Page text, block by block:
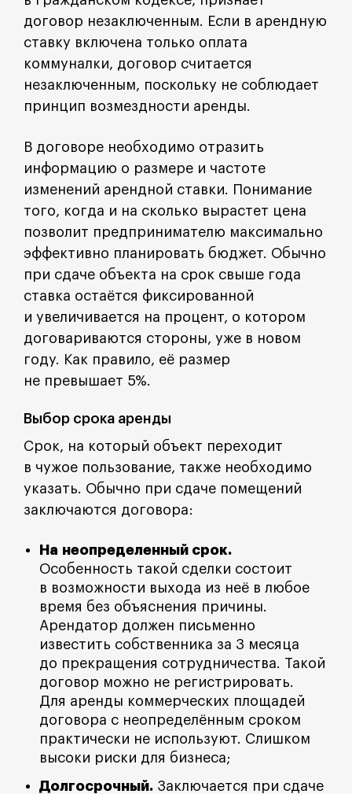
договор незаключенным. Если в арендную
ставку включена только оплата
коммуналки, договор считается
незаключенным, поскольку не соблюдает
принцип возмездности аренды.
В договоре необходимо отразить
информацию о размере и частоте
изменений арендной ставки. Понимание
того, когда и на сколько вырастет цена
позволит предпринимателю максимально
эффективно планировать бюджет. Обычно
при сдаче объекта на срок свыше года
ставка остаётся фиксированной
и увеличивается на процент, о котором
договариваются стороны, уже в новом
году. Как правило, её размер
не превышает 5%.
Выбор срока аренды
Срок, на который объект переходит
в чужое пользование, также необходимо
указать. Обычно при сдаче помещений
заключаются договора:
На неопределенный срок.
Особенность такой сделки состоит
в возможности выхода из неё в любое
время без объяснения причины.
Арендатор должен письменно
известить собственника за 3 месяца
до прекращения сотрудничества. Такой
договор можно не регистрировать.
Для аренды коммерческих площадей
договора с неопределённым сроком
практически не используют. Слишком
высоки риски для бизнеса;
Долгосрочный. Заключается при сдаче